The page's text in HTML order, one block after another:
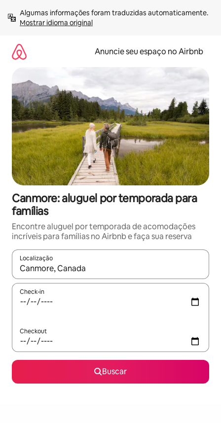
para
Mostrar idioma original
Anuncie seu espaço no Airbnb
Canmore: aluguel por temporada para
famílias
Encontre aluguel por temporada de acomodações
incríveis para famílias no Airbnb e faça sua reserva
Localização
Quando os resultados estiverem disponíveis, explore-os
Check-in
Checkout
Buscar